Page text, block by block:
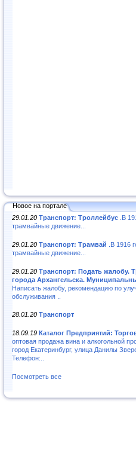
Новое на портале
29.01.20 Транспорт: Троллейбус .В
трамвайные движение...
29.01.20 Транспорт: Трамвай .В 1916
трамвайные движение...
29.01.20 Транспорт: Подать жалобу.
города Архангельска.
Написать жалобу, рекомендацию по
обслуживания ..
28.01.20 Транспорт
18.09.19 Каталог Предприятий:
оптовая продажа вина и алкогольной
город Екатеринбург, улица Данилы
Телефон:..
Посмотреть все